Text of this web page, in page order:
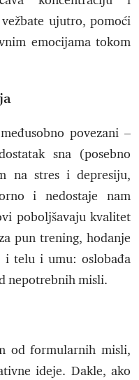
ujutro, pomoći
emocijama tokom
povezani –
sna (posebno
na stres i depresiju,
i nedostaje nam
poboljšavaju kvalitet
pun trening, hodanje
i telu i umu: oslobađa
nepotrebnih misli.
od formularnih misli,
ideje. Dakle, ako